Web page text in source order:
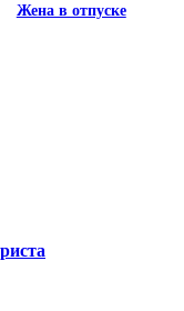
Жена в отпуске